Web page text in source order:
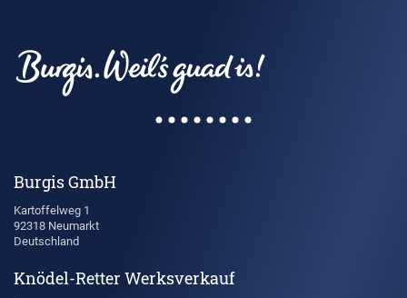
Burgis GmbH
Kartoffelweg 1
92318 Neumarkt
Deutschland
Knödel-Retter Werksverkauf